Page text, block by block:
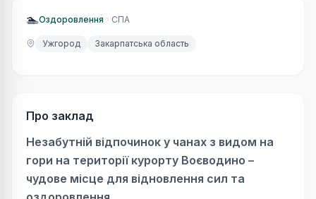
🏊Оздоровлення СПА
Ужгород Закарпатська область
Про заклад
Незабутній відпочинок у чанах з видом на
гори на території курорту Воєводино –
чудове місце для відновлення сил та